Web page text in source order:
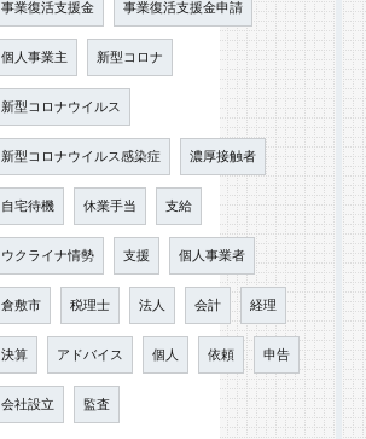
事業復活支援金 事業復活支援金申請
個人事業主 新型コロナ
新型コロナウイルス
新型コロナウイルス感染症 濃厚接触者
自宅待機 休業手当 支給
ウクライナ情勢 支援 個人事業者
倉敷市 税理士 法人 会計 経理
決算 アドバイス 個人 依頼 申告
会社設立 監査